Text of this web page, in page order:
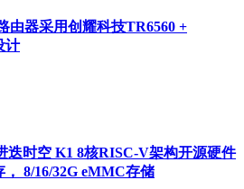
由器采用创耀科技TR6560 +
计
迭时空 K1 8核RISC-V架构开源硬件
8/16/32G eMMC存储